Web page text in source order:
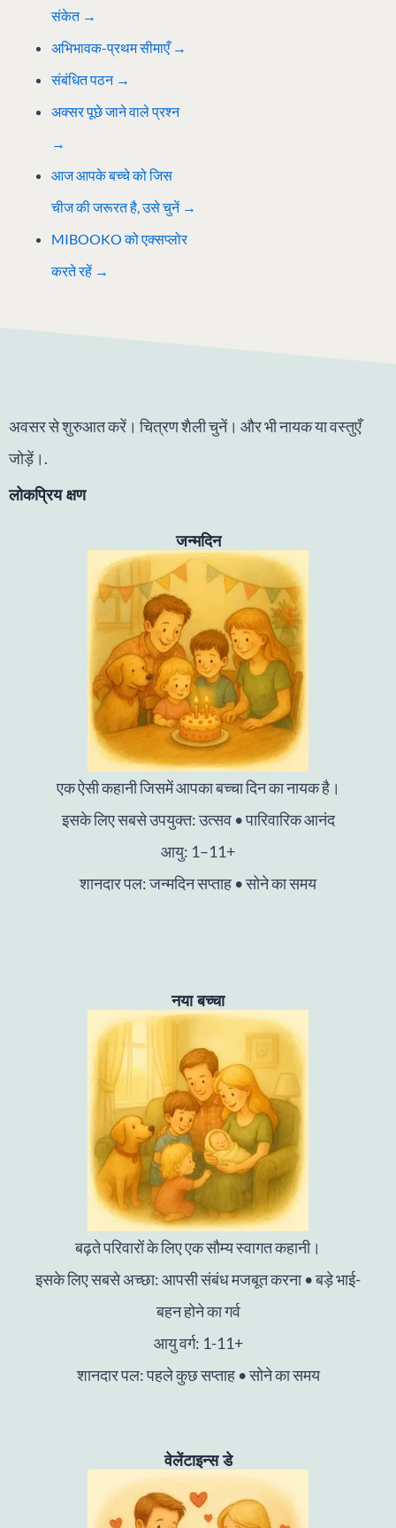
संकेत →
अभिभावक-प्रथम सीमाएँ →
संबंधित पठन →
अक्सर पूछे जाने वाले प्रश्न
→
आज आपके बच्चे को जिस
चीज की जरूरत है, उसे चुनें →
MIBOOKO को एक्सप्लोर
करते रहें →
अवसर से शुरुआत करें। चित्रण शैली चुनें। और भी नायक या वस्तुएँ
जोड़ें।.
लोकप्रिय क्षण
जन्मदिन
एक ऐसी कहानी जिसमें आपका बच्चा दिन का नायक है।
इसके लिए सबसे उपयुक्त: उत्सव • पारिवारिक आनंद
आयु: 1–11+
शानदार पल: जन्मदिन सप्ताह • सोने का समय
नया बच्चा
बढ़ते परिवारों के लिए एक सौम्य स्वागत कहानी।
इसके लिए सबसे अच्छा: आपसी संबंध मजबूत करना • बड़े भाई-
बहन होने का गर्व
आयु वर्ग: 1-11+
शानदार पल: पहले कुछ सप्ताह • सोने का समय
वेलेंटाइन्स डे